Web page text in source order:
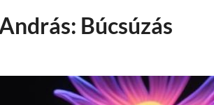
Búcsúzás